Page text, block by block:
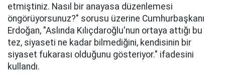
etmiştiniz. Nasıl bir anayasa düzenlemesi
öngörüyorsunuz?" sorusu üzerine Cumhurbaşkanı
Erdoğan, "Aslında Kılıçdaroğlu'nun ortaya attığı bu
tez, siyaseti ne kadar bilmediğini, kendisinin bir
siyaset fukarası olduğunu gösteriyor." ifadesini
kullandı.